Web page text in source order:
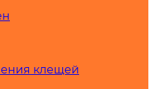
клещей